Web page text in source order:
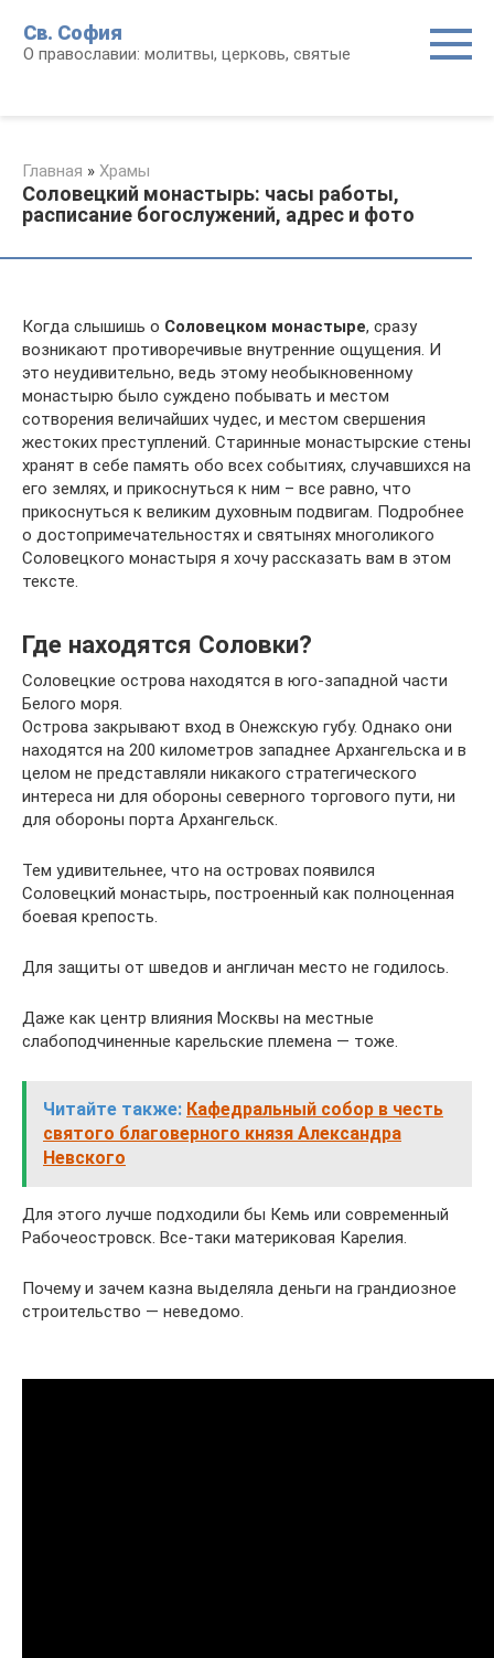
контенту
Св. София
О православии: молитвы, церковь, святые
Главная » Храмы
Соловецкий монастырь: часы работы,
расписание богослужений, адрес и фото
Когда слышишь о Соловецком монастыре, сразу
возникают противоречивые внутренние ощущения. И
это неудивительно, ведь этому необыкновенному
монастырю было суждено побывать и местом
сотворения величайших чудес, и местом свершения
жестоких преступлений. Старинные монастырские стены
хранят в себе память обо всех событиях, случавшихся на
его землях, и прикоснуться к ним – все равно, что
прикоснуться к великим духовным подвигам. Подробнее
о достопримечательностях и святынях многоликого
Соловецкого монастыря я хочу рассказать вам в этом
тексте.
Где находятся Соловки?
Соловецкие острова находятся в юго-западной части
Белого моря.
Острова закрывают вход в Онежскую губу. Однако они
находятся на 200 километров западнее Архангельска и в
целом не представляли никакого стратегического
интереса ни для обороны северного торгового пути, ни
для обороны порта Архангельск.
Тем удивительнее, что на островах появился
Соловецкий монастырь, построенный как полноценная
боевая крепость.
Для защиты от шведов и англичан место не годилось.
Даже как центр влияния Москвы на местные
слабоподчиненные карельские племена — тоже.
Читайте также: Кафедральный собор в честь
святого благоверного князя Александра
Невского
Для этого лучше подходили бы Кемь или современный
Рабочеостровск. Все-таки материковая Карелия.
Почему и зачем казна выделяла деньги на грандиозное
строительство — неведомо.